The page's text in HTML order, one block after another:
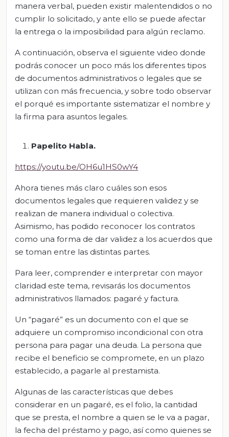
manera verbal, pueden existir malentendidos o no
cumplir lo solicitado, y ante ello se puede afectar
la entrega o la imposibilidad para algún reclamo.
A continuación, observa el siguiente video donde
podrás conocer un poco más los diferentes tipos
de documentos administrativos o legales que se
utilizan con más frecuencia, y sobre todo observar
el porqué es importante sistematizar el nombre y
la firma para asuntos legales.
Papelito Habla.
https://youtu.be/OH6u1HS0wY4
Ahora tienes más claro cuáles son esos
documentos legales que requieren validez y se
realizan de manera individual o colectiva.
Asimismo, has podido reconocer los contratos
como una forma de dar validez a los acuerdos que
se toman entre las distintas partes.
Para leer, comprender e interpretar con mayor
claridad este tema, revisarás los documentos
administrativos llamados: pagaré y factura.
Un “pagaré” es un documento con el que se
adquiere un compromiso incondicional con otra
persona para pagar una deuda. La persona que
recibe el beneficio se compromete, en un plazo
establecido, a pagarle al prestamista.
Algunas de las características que debes
considerar en un pagaré, es el folio, la cantidad
que se presta, el nombre a quien se le va a pagar,
la fecha del préstamo y pago, así como quienes se